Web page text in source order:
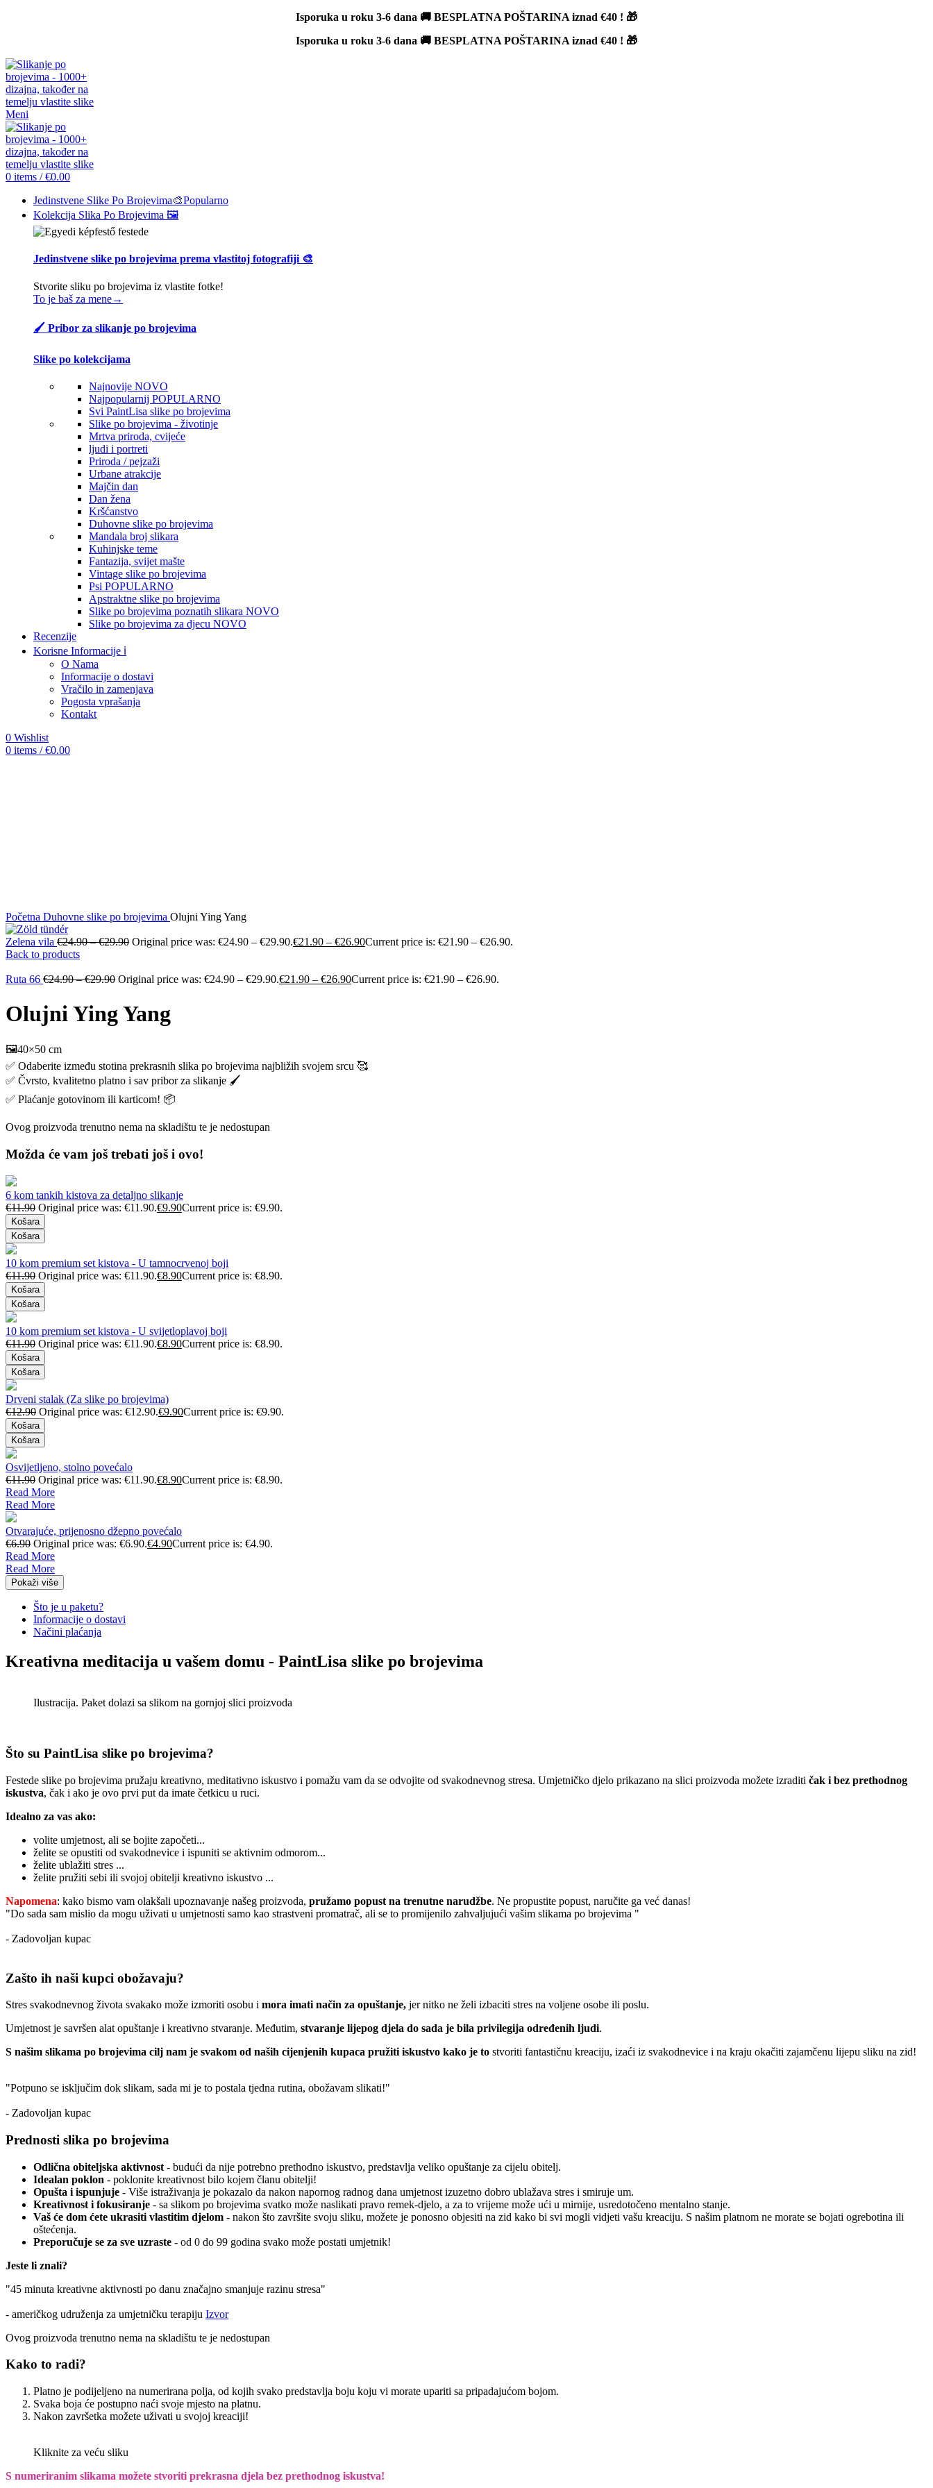
Isporuka u roku 3-6 dana 🚚 BESPLATNA POŠTARINA iznad €40 ! 🎁
Isporuka u roku 3-6 dana 🚚 BESPLATNA POŠTARINA iznad €40 ! 🎁
Meni
0 items / €0.00
Jedinstvene Slike Po Brojevima🎨Popularno
Kolekcija Slika Po Brojevima 🖼️
Jedinstvene slike po brojevima prema vlastitoj fotografiji 🎨
Stvorite sliku po brojevima iz vlastite fotke!
To je baš za mene→
🖌️ Pribor za slikanje po brojevima
Slike po kolekcijama
Najnovije NOVO
Najpopularnij POPULARNO
Svi PaintLisa slike po brojevima
Slike po brojevima - životinje
Mrtva priroda, cvijeće
ljudi i portreti
Priroda / pejzaži
Urbane atrakcije
Majčin dan
Dan žena
Kršćanstvo
Duhovne slike po brojevima
Mandala broj slikara
Kuhinjske teme
Fantazija, svijet mašte
Vintage slike po brojevima
Psi POPULARNO
Apstraktne slike po brojevima
Slike po brojevima poznatih slikara NOVO
Slike po brojevima za djecu NOVO
Recenzije
Korisne Informacije ℹ️
O Nama
Informacije o dostavi
Vračilo in zamenjava
Pogosta vprašanja
Kontakt
0 Wishlist
0 items / €0.00
Početna Duhovne slike po brojevima Olujni Ying Yang
Zelena vila €24.90–€29.90 Original price was: €24.90 – €29.90.€21.90 – €26.90Current price is: €21.90 – €26.90.
Back to products
Ruta 66 €24.90–€29.90 Original price was: €24.90 – €29.90.€21.90 – €26.90Current price is: €21.90 – €26.90.
Olujni Ying Yang
🖼️40×50 cm
✅ Odaberite između stotina prekrasnih slika po brojevima najbližih svojem srcu 🥰
✅ Čvrsto, kvalitetno platno i sav pribor za slikanje 🖌️
✅ Plaćanje gotovinom ili karticom! 📦
Ovog proizvoda trenutno nema na skladištu te je nedostupan
Možda će vam još trebati još i ovo!
6 kom tankih kistova za detaljno slikanje
€11.90 Original price was: €11.90.€9.90Current price is: €9.90.
Košara
Košara
10 kom premium set kistova - U tamnocrvenoj boji
€11.90 Original price was: €11.90.€8.90Current price is: €8.90.
Košara
Košara
10 kom premium set kistova - U svijetloplavoj boji
€11.90 Original price was: €11.90.€8.90Current price is: €8.90.
Košara
Košara
Drveni stalak (Za slike po brojevima)
€12.90 Original price was: €12.90.€9.90Current price is: €9.90.
Košara
Košara
Osvijetljeno, stolno povećalo
€11.90 Original price was: €11.90.€8.90Current price is: €8.90.
Read More
Read More
Otvarajuće, prijenosno džepno povećalo
€6.90 Original price was: €6.90.€4.90Current price is: €4.90.
Read More
Read More
Pokaži više
Što je u paketu?
Informacije o dostavi
Načini plaćanja
Kreativna meditacija u vašem domu - PaintLisa slike po brojevima
Ilustracija. Paket dolazi sa slikom na gornjoj slici proizvoda
Što su PaintLisa slike po brojevima?
Festede slike po brojevima pružaju kreativno, meditativno iskustvo i pomažu vam da se odvojite od svakodnevnog stresa. Umjetničko djelo prikazano na slici proizvoda možete izraditi čak i bez prethodnog
iskustva, čak i ako je ovo prvi put da imate četkicu u ruci.
Idealno za vas ako:
volite umjetnost, ali se bojite započeti...
želite se opustiti od svakodnevice i ispuniti se aktivnim odmorom...
želite ublažiti stres ...
želite pružiti sebi ili svojoj obitelji kreativno iskustvo ...
Napomena: kako bismo vam olakšali upoznavanje našeg proizvoda, pružamo popust na trenutne narudžbe. Ne propustite popust, naručite ga već danas!
"Do sada sam mislio da mogu uživati u umjetnosti samo kao strastveni promatrač, ali se to promijenilo zahvaljujući vašim slikama po brojevima "
- Zadovoljan kupac
Zašto ih naši kupci obožavaju?
Stres svakodnevnog života svakako može izmoriti osobu i mora imati način za opuštanje, jer nitko ne želi izbaciti stres na voljene osobe ili poslu.
Umjetnost je savršen alat opuštanje i kreativno stvaranje. Međutim, stvaranje lijepog djela do sada je bila privilegija određenih ljudi.
S našim slikama po brojevima cilj nam je svakom od naših cijenjenih kupaca pružiti iskustvo kako je to stvoriti fantastičnu kreaciju, izaći iz svakodnevice i na kraju okačiti zajamčenu lijepu sliku na zid!
"Potpuno se isključim dok slikam, sada mi je to postala tjedna rutina, obožavam slikati!"
- Zadovoljan kupac
Prednosti slika po brojevima
Odlična obiteljska aktivnost - budući da nije potrebno prethodno iskustvo, predstavlja veliko opuštanje za cijelu obitelj.
Idealan poklon - poklonite kreativnost bilo kojem članu obitelji!
Opušta i ispunjuje - Više istraživanja je pokazalo da nakon napornog radnog dana umjetnost izuzetno dobro ublažava stres i smiruje um.
Kreativnost i fokusiranje - sa slikom po brojevima svatko može naslikati pravo remek-djelo, a za to vrijeme može ući u mirnije, usredotočeno mentalno stanje.
Vaš će dom ćete ukrasiti vlastitim djelom - nakon što završite svoju sliku, možete je ponosno objesiti na zid kako bi svi mogli vidjeti vašu kreaciju. S našim platnom ne morate se bojati ogrebotina ili
oštećenja.
Preporučuje se za sve uzraste - od 0 do 99 godina svako može postati umjetnik!
Jeste li znali?
"45 minuta kreativne aktivnosti po danu značajno smanjuje razinu stresa"
- američkog udruženja za umjetničku terapiju Izvor
Ovog proizvoda trenutno nema na skladištu te je nedostupan
Kako to radi?
Platno je podijeljeno na numerirana polja, od kojih svako predstavlja boju koju vi morate upariti sa pripadajućom bojom.
Svaka boja će postupno naći svoje mjesto na platnu.
Nakon završetka možete uživati u svojoj kreaciji!
Kliknite za veću sliku
S numeriranim slikama možete stvoriti prekrasna djela bez prethodnog iskustva!